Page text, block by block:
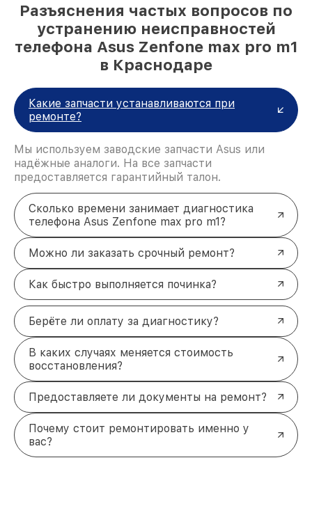
Разъяснения частых вопросов по
устранению неисправностей
телефона Asus Zenfone max pro m1
в Краснодаре
Какие запчасти устанавливаются при
ремонте?
Мы используем заводские запчасти Asus или
надёжные аналоги. На все запчасти
предоставляется гарантийный талон.
Сколько времени занимает диагностика
телефона Asus Zenfone max pro m1?
Можно ли заказать срочный ремонт?
Как быстро выполняется починка?
Берёте ли оплату за диагностику?
В каких случаях меняется стоимость
восстановления?
Предоставляете ли документы на ремонт?
Почему стоит ремонтировать именно у
вас?